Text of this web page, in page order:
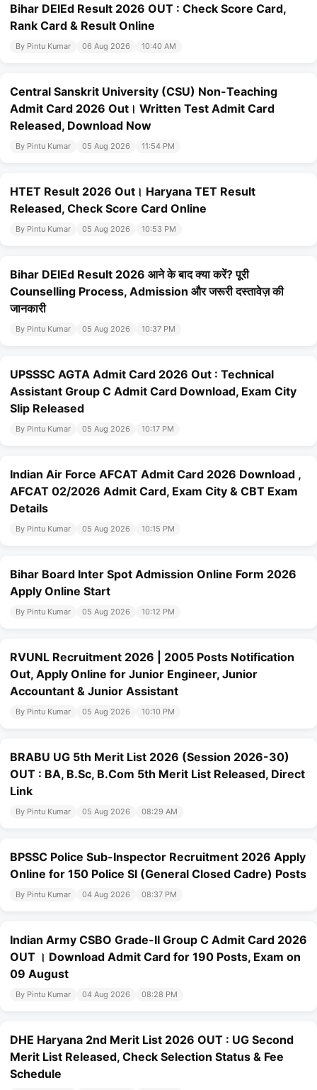
Bihar DElEd Result 2026 OUT : Check Score Card,
Rank Card & Result Online
By Pintu Kumar 06 Aug 2026 10:40 AM
Central Sanskrit University (CSU) Non-Teaching
Admit Card 2026 Out। Written Test Admit Card
Released, Download Now
By Pintu Kumar 05 Aug 2026 11:54 PM
HTET Result 2026 Out। Haryana TET Result
Released, Check Score Card Online
By Pintu Kumar 05 Aug 2026 10:53 PM
Bihar DElEd Result 2026 आने के बाद क्या करें? पूरी
Counselling Process, Admission और जरूरी दस्तावेज़ की
जानकारी
By Pintu Kumar 05 Aug 2026 10:37 PM
UPSSSC AGTA Admit Card 2026 Out : Technical
Assistant Group C Admit Card Download, Exam City
Slip Released
By Pintu Kumar 05 Aug 2026 10:17 PM
Indian Air Force AFCAT Admit Card 2026 Download ,
AFCAT 02/2026 Admit Card, Exam City & CBT Exam
Details
By Pintu Kumar 05 Aug 2026 10:15 PM
Bihar Board Inter Spot Admission Online Form 2026
Apply Online Start
By Pintu Kumar 05 Aug 2026 10:12 PM
RVUNL Recruitment 2026 | 2005 Posts Notification
Out, Apply Online for Junior Engineer, Junior
Accountant & Junior Assistant
By Pintu Kumar 05 Aug 2026 10:10 PM
BRABU UG 5th Merit List 2026 (Session 2026-30)
OUT : BA, B.Sc, B.Com 5th Merit List Released, Direct
Link
By Pintu Kumar 05 Aug 2026 08:29 AM
BPSSC Police Sub-Inspector Recruitment 2026 Apply
Online for 150 Police SI (General Closed Cadre) Posts
By Pintu Kumar 04 Aug 2026 08:37 PM
Indian Army CSBO Grade-II Group C Admit Card 2026
OUT । Download Admit Card for 190 Posts, Exam on
09 August
By Pintu Kumar 04 Aug 2026 08:28 PM
DHE Haryana 2nd Merit List 2026 OUT : UG Second
Merit List Released, Check Selection Status & Fee
Schedule